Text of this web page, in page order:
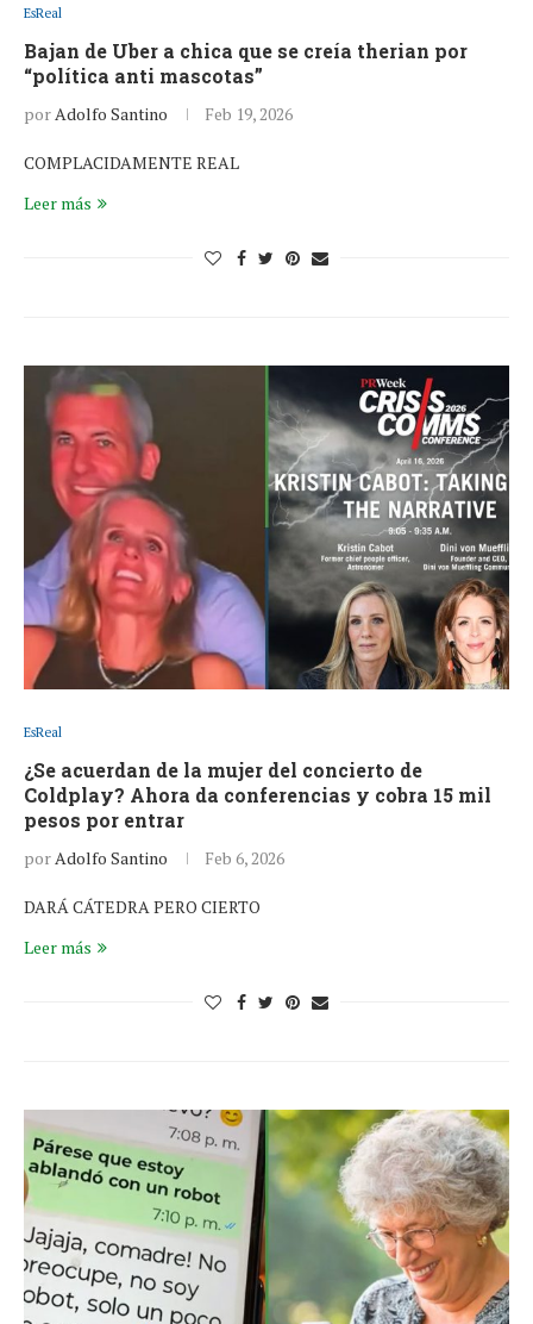
EsReal
Bajan de Uber a chica que se creía therian por
“política anti mascotas”
porAdolfo Santino Feb 19, 2026
COMPLACIDAMENTE REAL
Leer más
EsReal
¿Se acuerdan de la mujer del concierto de
Coldplay? Ahora da conferencias y cobra 15 mil
pesos por entrar
porAdolfo Santino Feb 6, 2026
DARÁ CÁTEDRA PERO CIERTO
Leer más